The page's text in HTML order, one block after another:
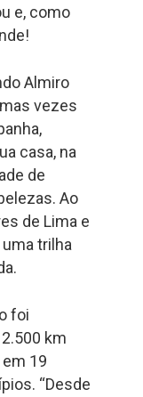
e, como
Almiro
vezes
casa, na
de
Ao
de Lima e
trilha
foi
km
19
“Desde